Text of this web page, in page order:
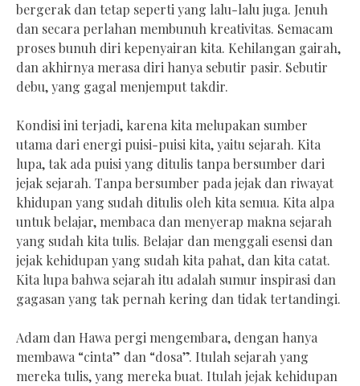
bergerak dan tetap seperti yang lalu-lalu juga. Jenuh
dan secara perlahan membunuh kreativitas. Semacam
proses bunuh diri kepenyairan kita. Kehilangan gairah,
dan akhirnya merasa diri hanya sebutir pasir. Sebutir
debu, yang gagal menjemput takdir.
Kondisi ini terjadi, karena kita melupakan sumber
utama dari energi puisi-puisi kita, yaitu sejarah. Kita
lupa, tak ada puisi yang ditulis tanpa bersumber dari
jejak sejarah. Tanpa bersumber pada jejak dan riwayat
khidupan yang sudah ditulis oleh kita semua. Kita alpa
untuk belajar, membaca dan menyerap makna sejarah
yang sudah kita tulis. Belajar dan menggali esensi dan
jejak kehidupan yang sudah kita pahat, dan kita catat.
Kita lupa bahwa sejarah itu adalah sumur inspirasi dan
gagasan yang tak pernah kering dan tidak tertandingi.
Adam dan Hawa pergi mengembara, dengan hanya
membawa “cinta” dan “dosa”. Itulah sejarah yang
mereka tulis, yang mereka buat. Itulah jejak kehidupan